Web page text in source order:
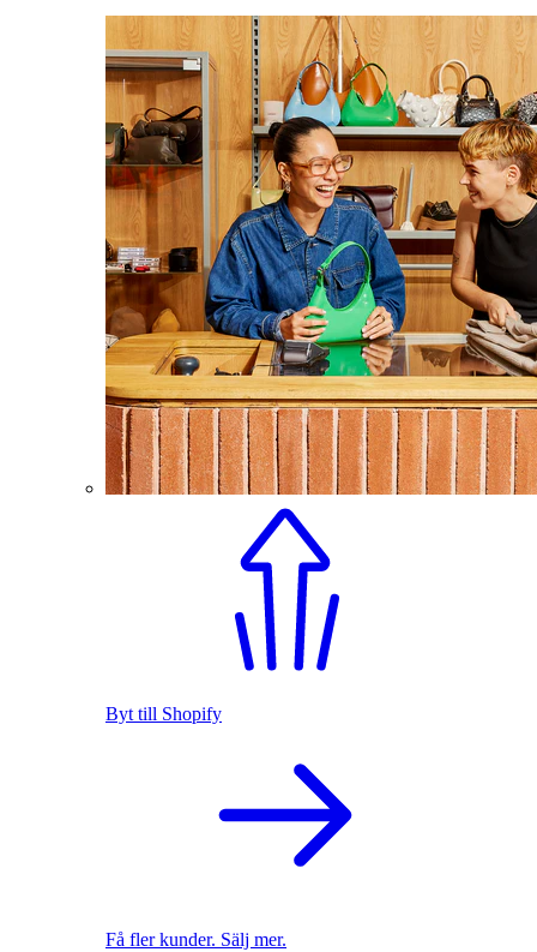
Byt till Shopify
Få fler kunder. Sälj mer.